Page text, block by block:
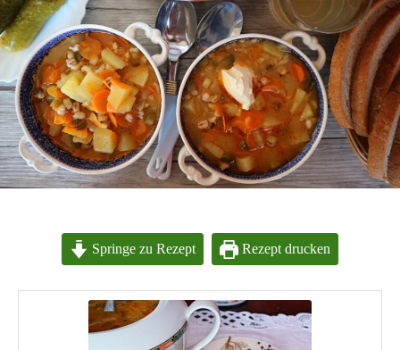
Springe zu Rezept Rezept drucken